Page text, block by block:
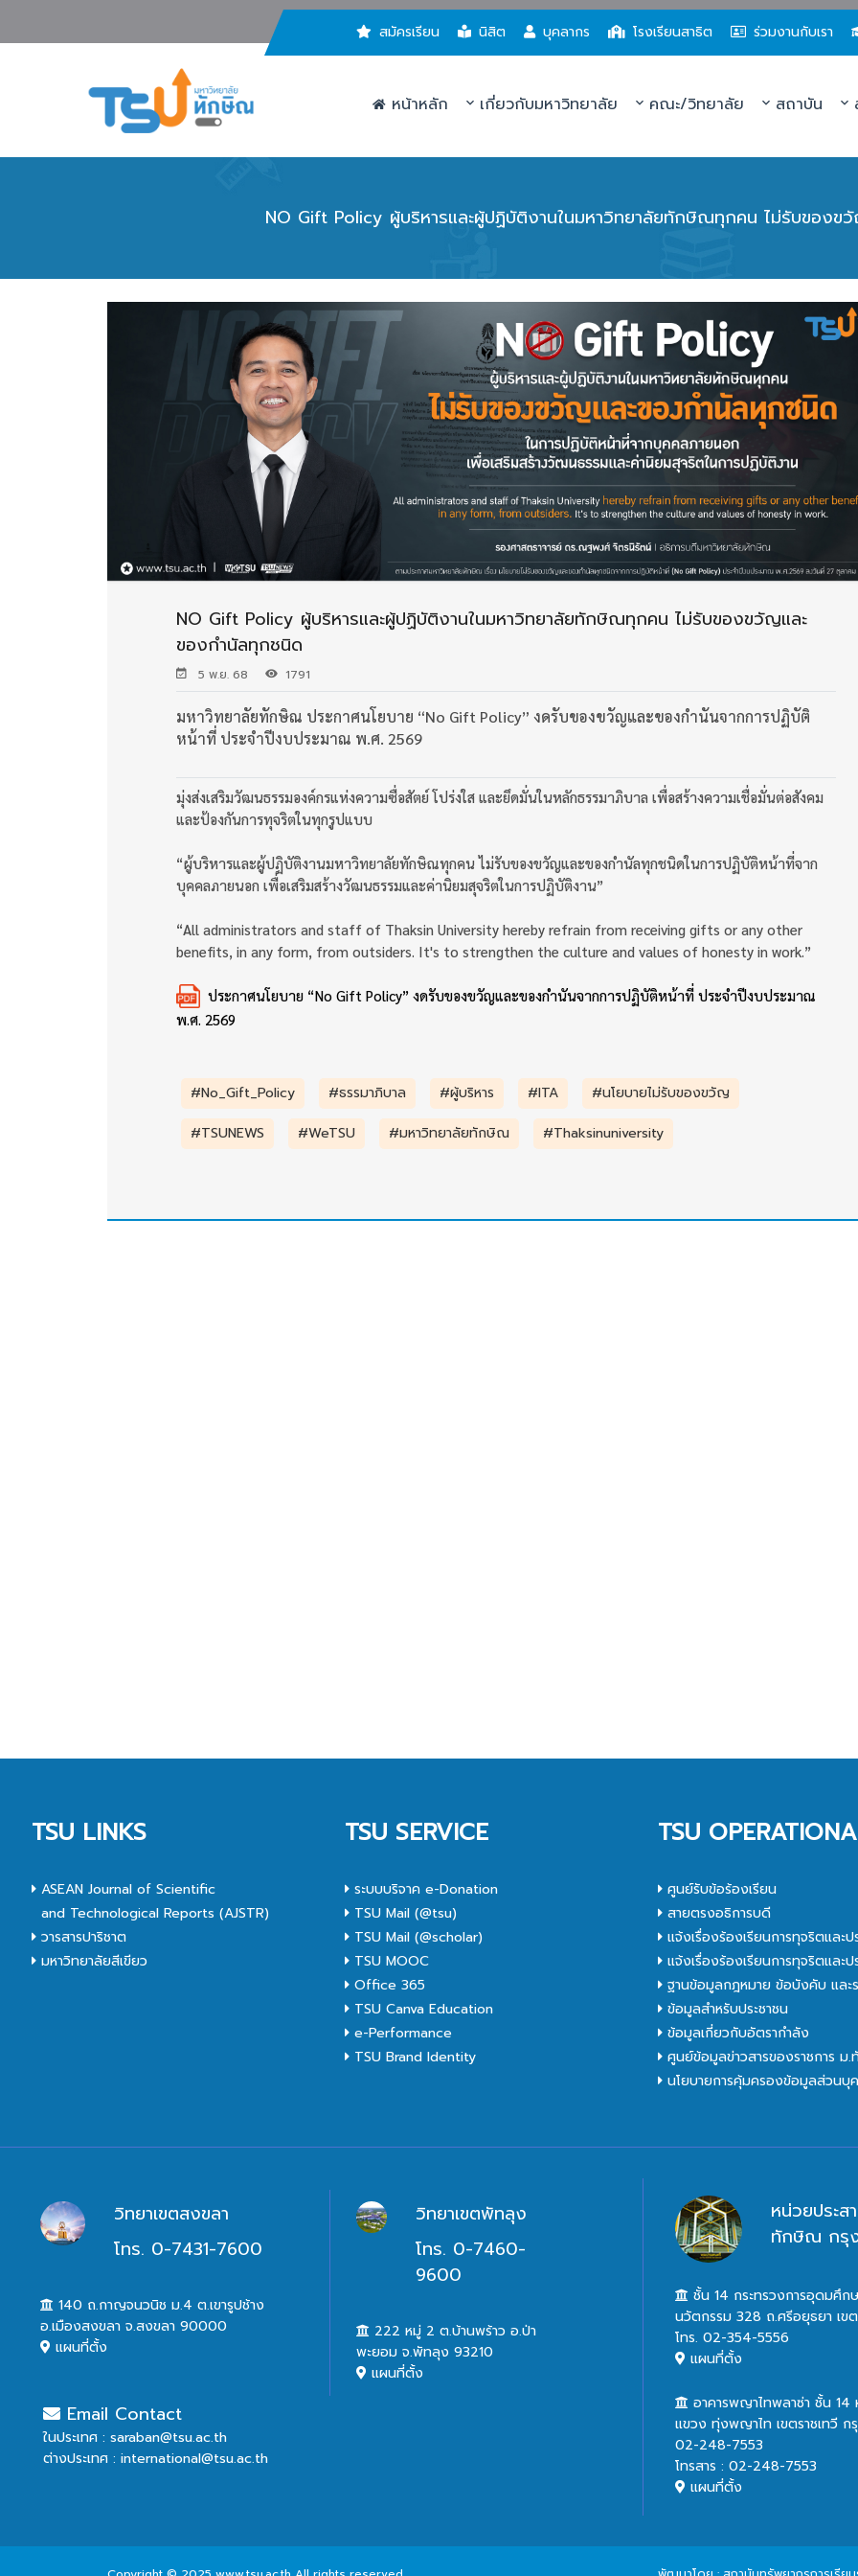
สมัครเรียน นิสิต บุคลากร โรงเรียนสาธิต ร่วมงานกับเรา
หน้าหลัก เกี่ยวกับมหาวิทยาลัย คณะ/วิทยาลัย สถาบัน
NO Gift Policy ผู้บริหารและผู้ปฏิบัติงานในมหาวิทยาลัยทักษิณทุกคน ไม่รับของข
NO Gift Policy ผู้บริหารและผู้ปฏิบัติงานในมหาวิทยาลัยทักษิณทุกคน ไม่รับของขวัญและ
ของกำนัลทุกชนิด
5 พ.ย. 68 1791
มหาวิทยาลัยทักษิณ ประกาศนโยบาย “No Gift Policy” งดรับของขวัญและของกำนันจากการปฏิบัติ
หน้าที่ ประจำปีงบประมาณ พ.ศ. 2569
มุ่งส่งเสริมวัฒนธรรมองค์กรแห่งความซื่อสัตย์ โปร่งใส และยึดมั่นในหลักธรรมาภิบาล เพื่อสร้างความเชื่อมั่นต่อสังคม
และป้องกันการทุจริตในทุกรูปแบบ
“ผู้บริหารและผู้ปฏิบัติงานมหาวิทยาลัยทักษิณทุกคน ไม่รับของขวัญและของกำนัลทุกชนิดในการปฏิบัติหน้าที่จาก
บุคคลภายนอก เพื่อเสริมสร้างวัฒนธรรมและค่านิยมสุจริตในการปฏิบัติงาน”
“All administrators and staff of Thaksin University hereby refrain from receiving gifts or any other
benefits, in any form, from outsiders. It's to strengthen the culture and values of honesty in work.”
ประกาศนโยบาย “No Gift Policy” งดรับของขวัญและของกำนันจากการปฏิบัติหน้าที่ ประจำปีงบประมาณ
พ.ศ. 2569
#No_Gift_Policy #ธรรมาภิบาล #ผู้บริหาร #ITA
#นโยบายไม่รับของขวัญ
#TSUNEWS
#WeTSU #มหาวิทยาลัยทักษิณ #Thaksinuniversity
TSU LINKS
ASEAN Journal of Scientific
and Technological Reports (AJSTR)
วารสารปาริชาต
มหาวิทยาลัยสีเขียว
TSU SERVICE
ระบบบริจาค e-Donation
TSU Mail (@tsu)
TSU Mail (@scholar)
TSU MOOC
Office 365
TSU Canva Education
e-Performance
TSU Brand Identity
TSU
ศูนย์รับข้อร้องเรียน
สายตรงอธิการบดี
แจ้งเรื่องร้องเรียนการทุจริตและ
แจ้งเรื่องร้องเรียนการทุจริตและ
ฐานข้อมูลกฎหมาย ข้อบังคับ และร
ข้อมูลสำหรับประชาชน
ข้อมูลเกี่ยวกับอัตรากำลัง
ศูนย์ข้อมูลข่าวสารของราชการ
นโยบายการคุ้มครองข้อมูลส่วนบุ
วิทยาเขตสงขลา
โทร. 0-7431-7600
140 ถ.กาญจนวนิช ม.4 ต.เขารูปช้าง
อ.เมืองสงขลา จ.สงขลา 90000
แผนที่ตั้ง
วิทยาเขตพัทลุง
โทร. 0-7460-
9600
222 หมู่ 2 ต.บ้านพร้าว อ.ป่า
พะยอม จ.พัทลุง 93210
แผนที่ตั้ง
Email Contact
ในประเทศ : saraban@tsu.ac.th
ต่างประเทศ : international@tsu.ac.th
หน่วยประส
ทักษิณ กรุ
ชั้น 14 กระทรวงการอุดมศึก
นวัตกรรม 328 ถ.ศรีอยุธยา เข
โทร. 02-354-5556
แผนที่ตั้ง
อาคารพญาไทพลาซ่า ชั้น
แขวง ทุ่งพญาไท เขตราชเทวี
02-248-7553
โทรสาร : 02-248-7553
แผนที่ตั้ง